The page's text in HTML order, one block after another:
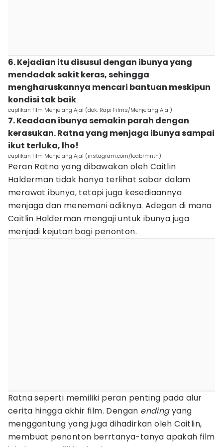
6. Kejadian itu disusul dengan ibunya yang
mendadak sakit keras, sehingga
mengharuskannya mencari bantuan meskipun
kondisi tak baik
cuplikan film Menjelang Ajal (dok. Rapi Films/Menjelang Ajal)
7. Keadaan ibunya semakin parah dengan
kerasukan. Ratna yang menjaga ibunya sampai
ikut terluka, lho!
cuplikan film Menjelang Ajal (instagram.com/leabrmnth)
Peran Ratna yang dibawakan oleh Caitlin
Halderman tidak hanya terlihat sabar dalam
merawat ibunya, tetapi juga kesediaannya
menjaga dan menemani adiknya. Adegan di mana
Caitlin Halderman mengaji untuk ibunya juga
menjadi kejutan bagi penonton.
Ratna seperti memiliki peran penting pada alur
cerita hingga akhir film. Dengan endingyang
menggantung yang juga dihadirkan oleh Caitlin,
membuat penonton berrtanya-tanya apakah film